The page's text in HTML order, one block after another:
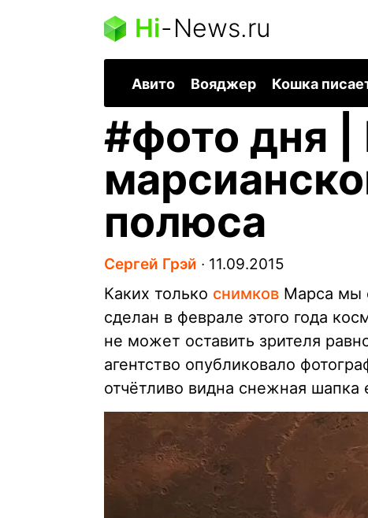
Hi-News.ru
Авито Вояджер Кошка
#фото дня
полюса
Сергей Грэй ∙ 11.09.2015
Каких только снимков Марса мы
сделан в феврале этого года
не может оставить зрителя
агентство опубликовало
отчётливо видна снежная